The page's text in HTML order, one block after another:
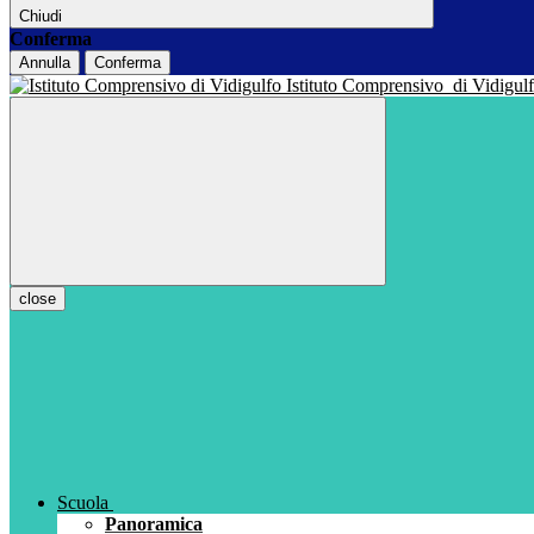
Chiudi
Conferma
Annulla Conferma
Istituto Comprensivo di
close
Scuola
Panoramica